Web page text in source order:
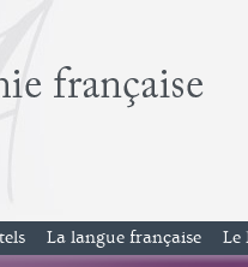
La langue française Le